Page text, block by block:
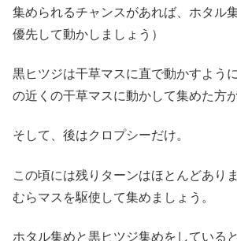
集められるチャンスがあれば、ホタル
優先して動かしましょう）
黒ヒツジは干草マスに直で動かすよう
の近くの干草マスに動かして集めた方
そして、後はクロプシーだけ。
この頃には残りターンはほとんどあり
むらマスを駆使して集めましょう。
ホタル集めと黒ヒツジ集めをしている